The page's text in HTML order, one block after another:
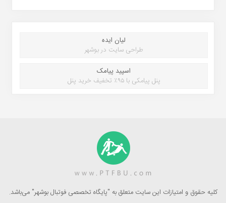
لیان ایده
طراحی سایت در بوشهر
اسپید پیامک
پنل پیامکی با ۹۵٪ تخفیف خرید پنل
کلیه حقوق و امتیازات این سایت متعلق به "پایگاه تخصصی فوتبال بوشهر" می‌باشد.